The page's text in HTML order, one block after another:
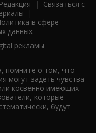
Редакция | Связаться с
|
в сфере
данных
рекламы
помните о том, что
могут задеть чувства
косвенно имеющих
которые
будут